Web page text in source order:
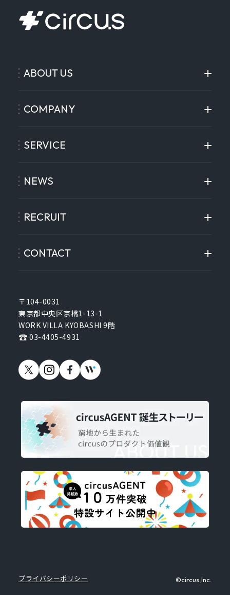
〒104-0031
東京都中央区京橋1-13-1
WORK VILLA KYOBASHI 9階
03-4405-4931
ABOUT US
COMPANY
SERVICE
NEWS
RECRUIT
CONTACT
プライバシーポリシー ©circus,Inc.